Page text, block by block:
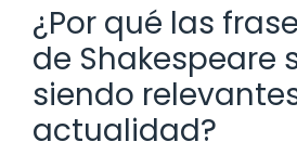
¿Por qué las
de Shakespeare
siendo
actualidad?